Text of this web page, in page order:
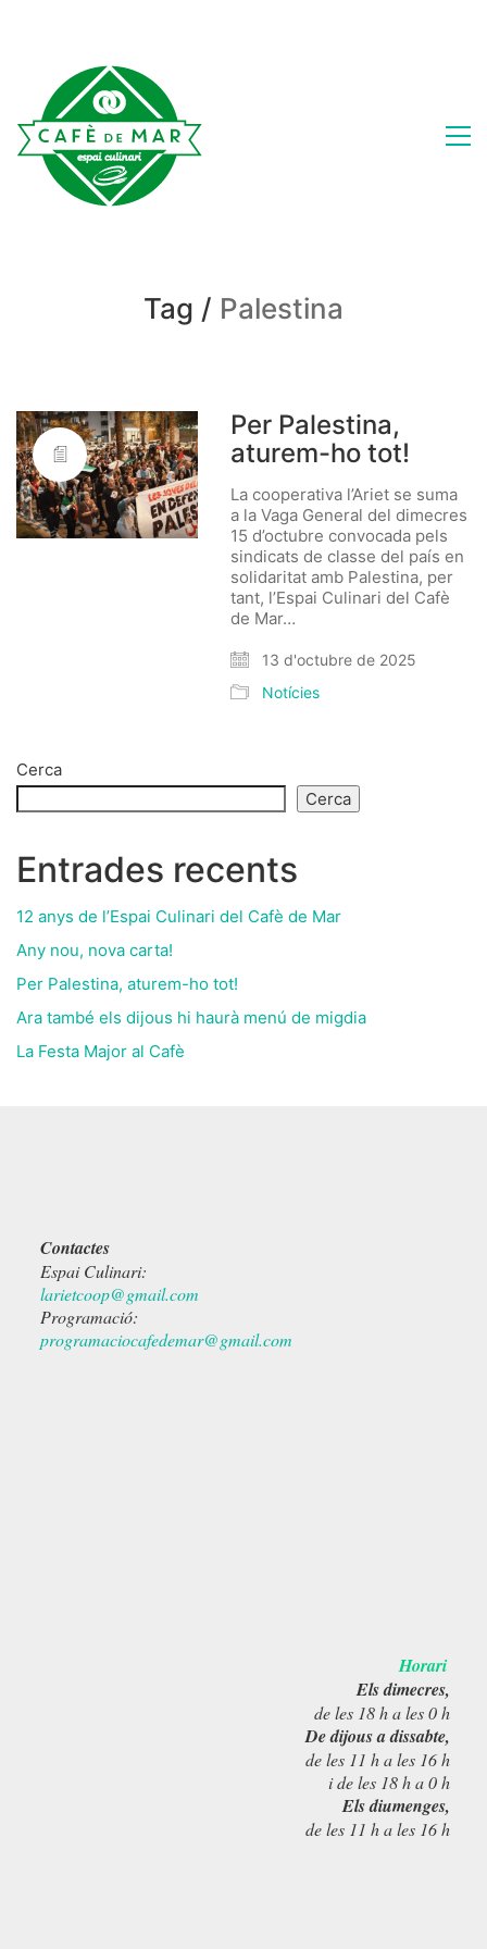
Tag / Palestina
Per Palestina,
aturem-ho tot!
La cooperativa l’Ariet se suma
a la Vaga General del dimecres
15 d’octubre convocada pels
sindicats de classe del país en
solidaritat amb Palestina, per
tant, l’Espai Culinari del Cafè
de Mar…
13 d'octubre de 2025
Notícies
Cerca
Cerca
Entrades recents
12 anys de l’Espai Culinari del Cafè de Mar
Any nou, nova carta!
Per Palestina, aturem-ho tot!
Ara també els dijous hi haurà menú de migdia
La Festa Major al Cafè
Contactes
Espai Culinari:
larietcoop@gmail.com
Programació:
programaciocafedemar@gmail.com
Horari
Els dimecres,
de les 18 h a les 0 h
De dijous a dissabte,
de les 11 h a les 16 h
i de les 18 h a 0 h
Els diumenges,
de les 11 h a les 16 h